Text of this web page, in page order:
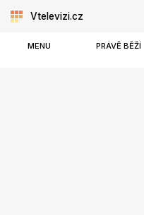
Vtelevizi.cz
MENU PRÁVĚ BĚŽÍ